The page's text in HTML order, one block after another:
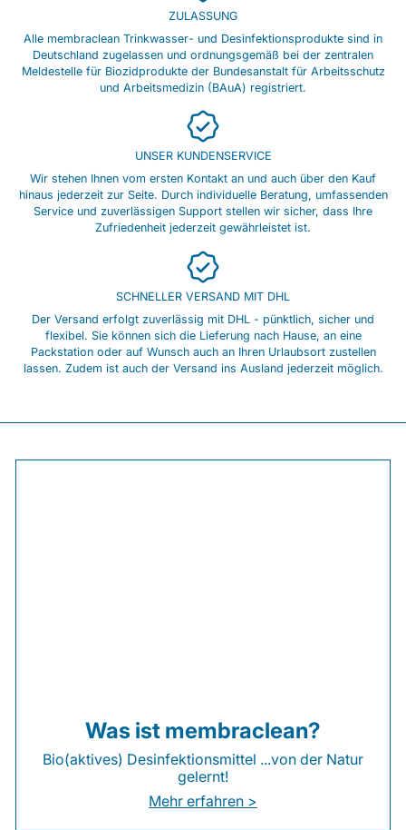
ZULASSUNG
Alle membraclean Trinkwasser- und Desinfektionsprodukte sind in
Deutschland zugelassen und ordnungsgemäß bei der zentralen
Meldestelle für Biozidprodukte der Bundesanstalt für Arbeitsschutz
und Arbeitsmedizin (BAuA) registriert.
UNSER KUNDENSERVICE
Wir stehen Ihnen vom ersten Kontakt an und auch über den Kauf
hinaus jederzeit zur Seite. Durch individuelle Beratung, umfassenden
Service und zuverlässigen Support stellen wir sicher, dass Ihre
Zufriedenheit jederzeit gewährleistet ist.
SCHNELLER VERSAND MIT DHL
Der Versand erfolgt zuverlässig mit DHL - pünktlich, sicher und
flexibel. Sie können sich die Lieferung nach Hause, an eine
Packstation oder auf Wunsch auch an Ihren Urlaubsort zustellen
lassen. Zudem ist auch der Versand ins Ausland jederzeit möglich.
Was ist membraclean?
Bio(aktives) Desinfektionsmittel ...von der Natur
gelernt!
Mehr erfahren >